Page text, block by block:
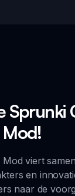
Sprunki
Mod!
viert
en
naar de